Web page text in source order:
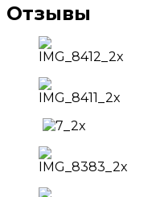
Отзывы